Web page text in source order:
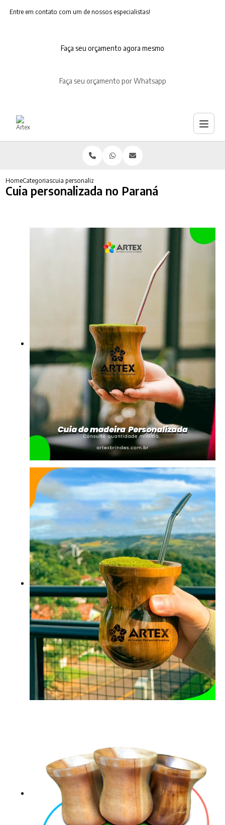
Entre em contato com um de nossos especialistas!
Faça seu orçamento agora mesmo
Faça seu orçamento por Whatsapp
HomeCategoriascuia personalizada no parana
Cuia personalizada no Paraná